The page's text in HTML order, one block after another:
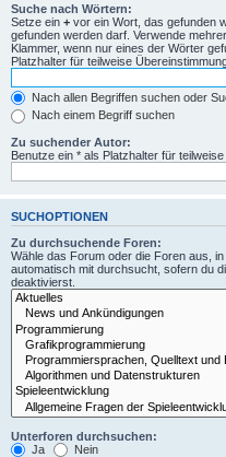
Suche nach Wörtern:
Setze ein + vor ein Wort, das gefunden
gefunden werden darf. Verwende
Klammer, wenn nur eines der Wörter
Platzhalter für teilweise
Nach allen Begriffen suchen oder
Nach einem Begriff suchen
Zu suchender Autor:
Benutze ein * als Platzhalter für
SUCHOPTIONEN
Zu durchsuchende Foren:
Wähle das Forum oder die Foren aus,
automatisch mit durchsucht, sofern du
deaktivierst.
Unterforen durchsuchen:
Ja
Nein